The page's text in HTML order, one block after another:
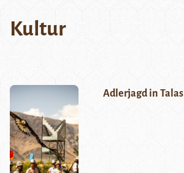
Kultur
Adlerjagd in Talas